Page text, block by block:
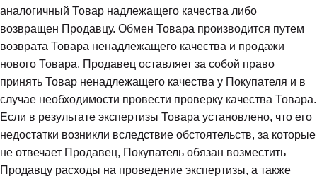
аналогичный Товар надлежащего качества либо
возвращен Продавцу. Обмен Товара производится путем
возврата Товара ненадлежащего качества и продажи
нового Товара. Продавец оставляет за собой право
принять Товар ненадлежащего качества у Покупателя и в
случае необходимости провести проверку качества Товара.
Если в результате экспертизы Товара установлено, что его
недостатки возникли вследствие обстоятельств, за которые
не отвечает Продавец, Покупатель обязан возместить
Продавцу расходы на проведение экспертизы, а также